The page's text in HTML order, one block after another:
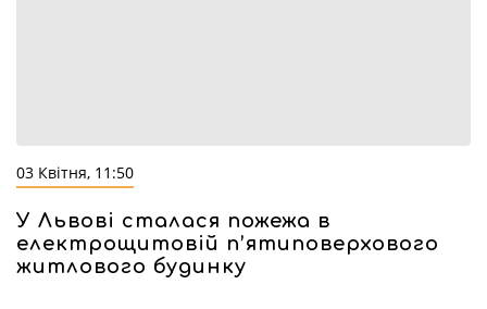
03 Квітня, 11:50
У Львові сталася пожежа в
електрощитовій п’ятиповерхового
житлового будинку